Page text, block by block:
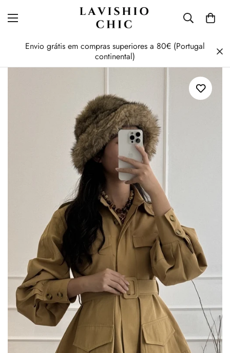
Envio grátis em compras superiores a 80€ (Portugal
continental)